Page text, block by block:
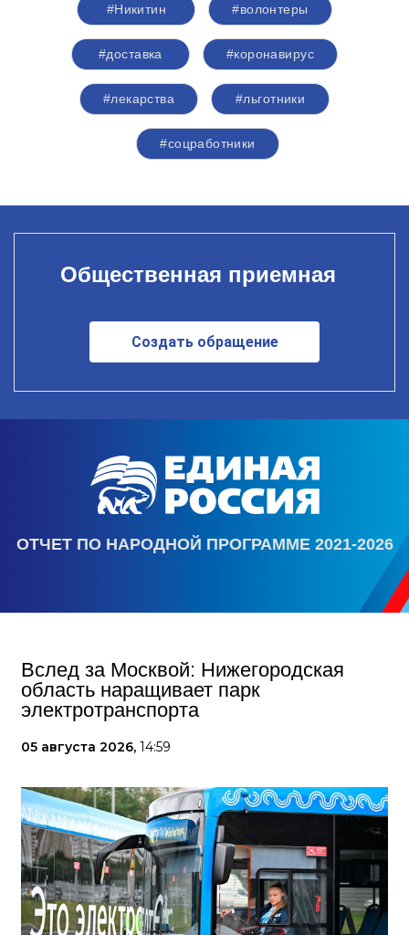
#Никитин #волонтеры
#доставка #коронавирус
#лекарства #льготники
#соцработники
Общественная приемная
Создать обращение
ОТЧЕТ ПО НАРОДНОЙ ПРОГРАММЕ 2021-2026
Вслед за Москвой: Нижегородская
область наращивает парк
электротранспорта
05 августа 2026, 14:59